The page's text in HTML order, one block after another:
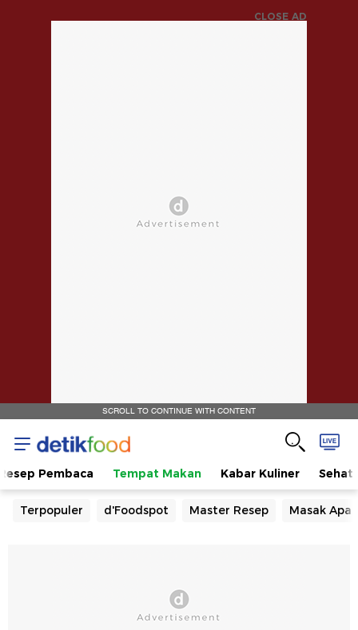
CLOSE AD
SCROLL TO CONTINUE WITH CONTENT
Pembaca Tempat Makan Kabar Kuliner Sehat
Terpopuler d'Foodspot Master Resep Masak Apa